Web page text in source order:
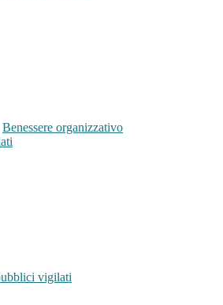
Benessere organizzativo
vigilati